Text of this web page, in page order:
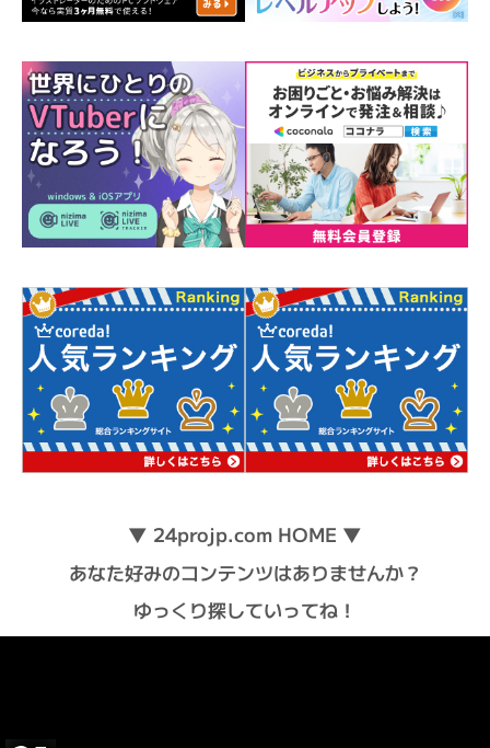
▼ 24projp.com HOME ▼
あなた好みのコンテンツはありませんか？
ゆっくり探していってね！